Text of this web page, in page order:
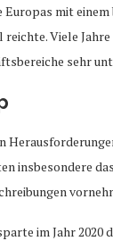
mit
Viele
sehr
insbesondere
im Jahr